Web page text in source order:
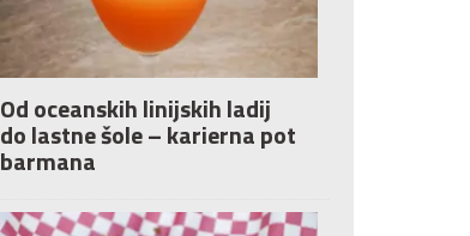
Od oceanskih linijskih ladij
do lastne šole – karierna pot
barmana